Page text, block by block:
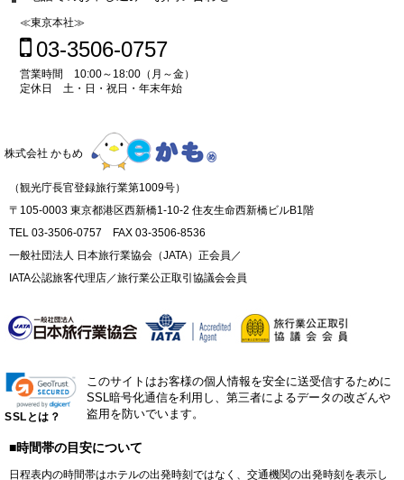
≪東京本社≫
03-3506-0757
営業時間 10:00～18:00（月～金）
定休日 土・日・祝日・年末年始
株式会社 かもめ
（観光庁長官登録旅行業第1009号）
〒105-0003 東京都港区西新橋1-10-2 住友生命西新橋ビルB1階
TEL 03-3506-0757 FAX 03-3506-8536
一般社団法人 日本旅行業協会（JATA）正会員／
IATA公認旅客代理店／旅行業公正取引協議会会員
SSLとは？
このサイトはお客様の個人情報を安全に送受信するために
SSL暗号化通信を利用し、第三者によるデータの改ざんや
盗用を防いでいます。
■時間帯の目安について
日程表内の時間帯はホテルの出発時刻ではなく、交通機関の出発時刻を表示し